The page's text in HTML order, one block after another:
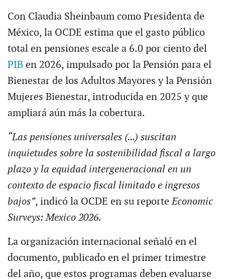
Con Claudia Sheinbaum como Presidenta de
México, la OCDE estima que el gasto público
total en pensiones escale a 6.0 por ciento del
PIBen 2026, impulsado por la Pensión para el
Bienestar de los Adultos Mayores y la Pensión
Mujeres Bienestar, introducida en 2025 y que
ampliará aún más la cobertura.
“Las pensiones universales (...) suscitan
inquietudes sobre la sostenibilidad fiscal a largo
plazo y la equidad intergeneracional en un
contexto de espacio fiscal limitado e ingresos
bajos”, indicó la OCDE en su reporteEconomic
Surveys: Mexico 2026.
La organización internacional señaló en el
documento, publicado en el primer trimestre
del año, que estos programas deben evaluarse